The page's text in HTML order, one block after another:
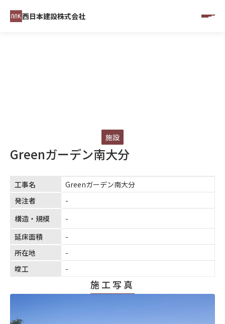
西日本建設株式会社
施設
Greenガーデン南大分
工事名
Greenガーデン南大分
発注者
-
構造・規模
-
延床面積
-
所在地
-
竣工
-
施工写真